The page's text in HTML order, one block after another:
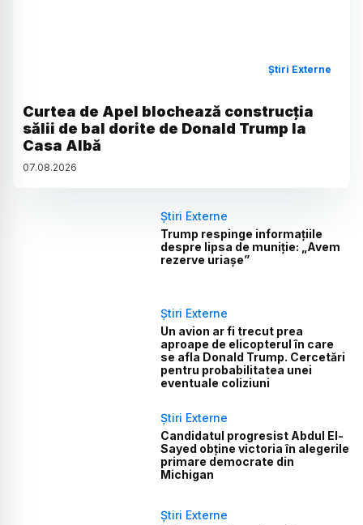
Știri Externe
Curtea de Apel blochează construcția
sălii de bal dorite de Donald Trump la
Casa Albă
07.08.2026
Știri Externe
Trump respinge informațiile
despre lipsa de muniție: „Avem
rezerve uriașe”
Știri Externe
Un avion ar fi trecut prea
aproape de elicopterul în care
se afla Donald Trump. Cercetări
pentru probabilitatea unei
eventuale coliziuni
Știri Externe
Candidatul progresist Abdul El-
Sayed obține victoria în alegerile
primare democrate din
Michigan
Știri Externe